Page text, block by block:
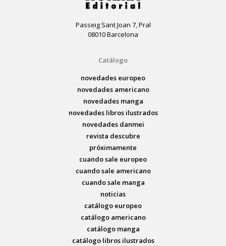
Passeig Sant Joan 7, Pral
08010 Barcelona
Catálogo
novedades europeo
novedades americano
novedades manga
novedades libros ilustrados
novedades danmei
revista descubre
próximamente
cuando sale europeo
cuando sale americano
cuando sale manga
noticias
catálogo europeo
catálogo americano
catálogo manga
catálogo libros ilustrados